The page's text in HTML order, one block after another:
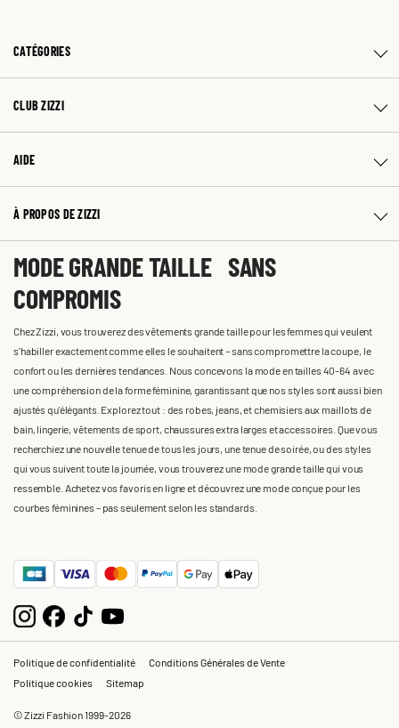
CATÉGORIES
CLUB ZIZZI
AIDE
À PROPOS DE ZIZZI
MODE GRANDE TAILLE SANS
COMPROMIS
Chez Zizzi, vous trouverez des vêtements grande taille pour les femmes qui veulent
s'habiller exactement comme elles le souhaitent – sans compromettre la coupe, le
confort ou les dernières tendances. Nous concevons la mode en tailles 40-64 avec
une compréhension de la forme féminine, garantissant que nos styles sont aussi bien
ajustés qu'élégants. Explorez tout : des robes, jeans, et chemisiers aux maillots de
bain, lingerie, vêtements de sport, chaussures extra larges et accessoires. Que vous
recherchiez une nouvelle tenue de tous les jours, une tenue de soirée, ou des styles
qui vous suivent toute la journée, vous trouverez une mode grande taille qui vous
ressemble. Achetez vos favoris en ligne et découvrez une mode conçue pour les
courbes féminines – pas seulement selon les standards.
Politique de confidentialité
Conditions Générales de Vente
Politique cookies
Sitemap
© Zizzi Fashion 1999-2026